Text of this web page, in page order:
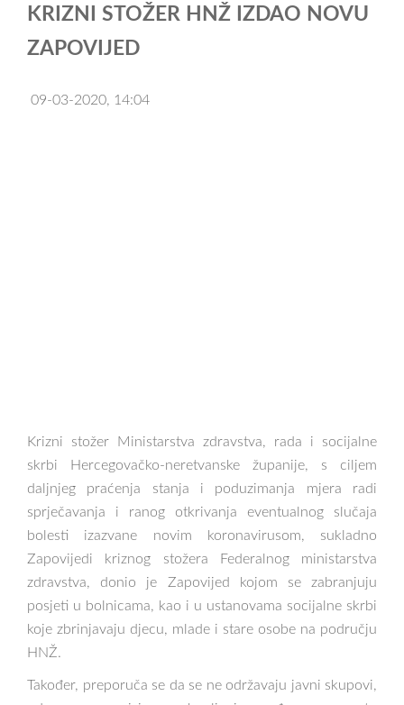
KRIZNI STOŽER HNŽ IZDAO NOVU
ZAPOVIJED
09-03-2020, 14:04
Krizni stožer Ministarstva zdravstva, rada i socijalne
skrbi Hercegovačko-neretvanske županije, s ciljem
daljnjeg praćenja stanja i poduzimanja mjera radi
sprječavanja i ranog otkrivanja eventualnog slučaja
bolesti izazvane novim koronavirusom, sukladno
Zapovijedi kriznog stožera Federalnog ministarstva
zdravstva, donio je Zapovijed kojom se zabranjuju
posjeti u bolnicama, kao i u ustanovama socijalne skrbi
koje zbrinjavaju djecu, mlade i stare osobe na području
HNŽ.
Također, preporuča se da se ne održavaju javni skupovi,